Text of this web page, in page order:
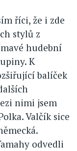
říci, že i zde
stylů z
hudební
K
balíček
nimi jsem
Valčík sice
odvedli